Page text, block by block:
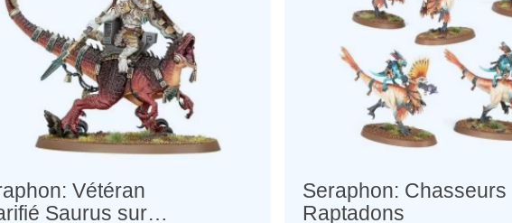
Vétéran
Saurus sur
Seraphon: Chasseurs
Raptadons